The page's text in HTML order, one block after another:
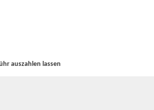
auszahlen lassen